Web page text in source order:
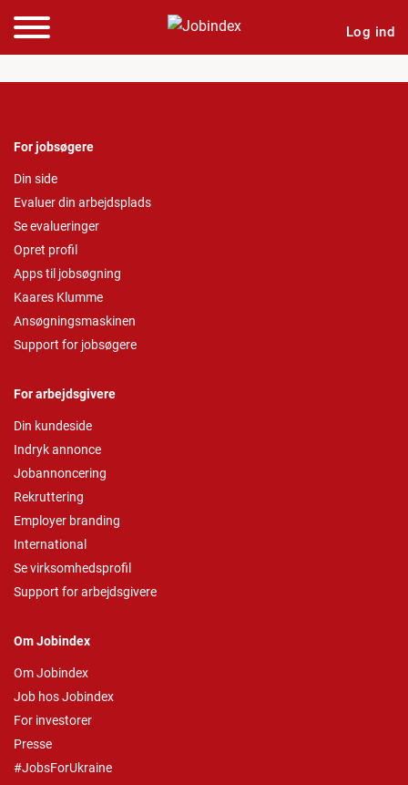
Log ind
For jobsøgere
Din side
Evaluer din arbejdsplads
Se evalueringer
Opret profil
Apps til jobsøgning
Kaares Klumme
Ansøgningsmaskinen
Support for jobsøgere
For arbejdsgivere
Din kundeside
Indryk annonce
Jobannoncering
Rekruttering
Employer branding
International
Se virksomhedsprofil
Support for arbejdsgivere
Om Jobindex
Om Jobindex
Job hos Jobindex
For investorer
Presse
#JobsForUkraine